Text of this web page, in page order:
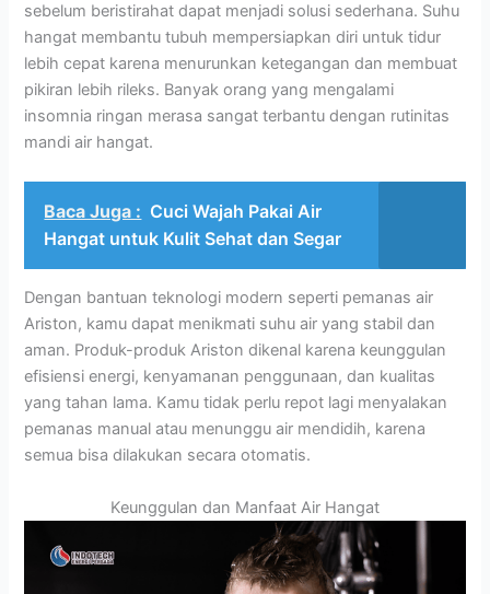
sebelum beristirahat dapat menjadi solusi sederhana. Suhu
hangat membantu tubuh mempersiapkan diri untuk tidur
lebih cepat karena menurunkan ketegangan dan membuat
pikiran lebih rileks. Banyak orang yang mengalami
insomnia ringan merasa sangat terbantu dengan rutinitas
mandi air hangat.
Baca Juga : Cuci Wajah Pakai Air
Hangat untuk Kulit Sehat dan Segar
Dengan bantuan teknologi modern seperti pemanas air
Ariston, kamu dapat menikmati suhu air yang stabil dan
aman. Produk-produk Ariston dikenal karena keunggulan
efisiensi energi, kenyamanan penggunaan, dan kualitas
yang tahan lama. Kamu tidak perlu repot lagi menyalakan
pemanas manual atau menunggu air mendidih, karena
semua bisa dilakukan secara otomatis.
Keunggulan dan Manfaat Air Hangat